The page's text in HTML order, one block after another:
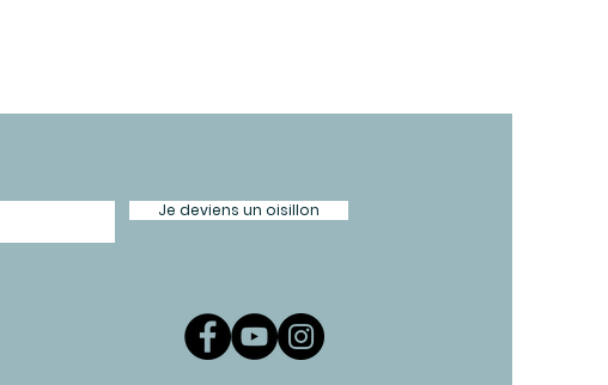
Je deviens un oisillon